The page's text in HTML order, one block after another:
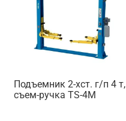
Подъемник 2-хст. г/п 4 т,
съем-ручка TS-4M